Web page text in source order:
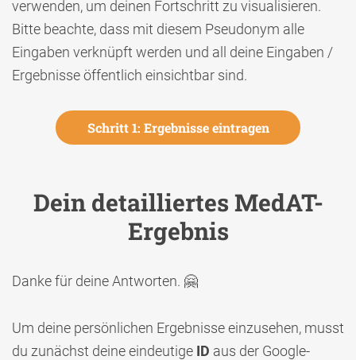
verwenden, um deinen Fortschritt zu visualisieren.
Bitte beachte, dass mit diesem Pseudonym alle
Eingaben verknüpft werden und all deine Eingaben /
Ergebnisse öffentlich einsichtbar sind.
Schritt 1: Ergebnisse eintragen
Dein detailliertes MedAT-
Ergebnis
Danke für deine Antworten. 🤗
Um deine persönlichen Ergebnisse einzusehen, musst
du zunächst deine eindeutige ID aus der Google-